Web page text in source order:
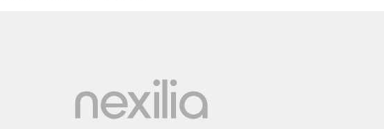
FABIANO MINACCI